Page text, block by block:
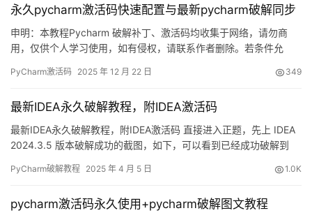
永久pycharm激活码快速配置与最新pycharm破解同步
申明：本教程Pycharm 破解补丁、激活码均收集于网络，请勿商
用，仅供个人学习使用，如有侵权，请联系作者删除。若条件允
本破解成功的截图，如下图，可以看到已经成功破解到 2099 年
最新的Pycharm。 如果觉得破解麻烦…
PyCharm激活码 2025 年 12 月 22 日 349
最新IDEA永久破解教程，附IDEA激活码
最新IDEA永久破解教程，附IDEA激活码 直接进入正题，先上 IDEA
2024.3.5 版本破解成功的截图，如下，可以看到已经成功破解到
IDEA 2024.3.5 版本至 2099 年。 而这个激活方式，同样适用于之
包…
PyCharm破解教程 2025 年 4 月 5 日 1.0K
pycharm激活码永久使用+pycharm破解图文教程